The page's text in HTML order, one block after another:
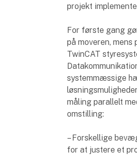
projekt
For første gang
på moveren,
TwinCAT
systemmæssige
måling parallelt
omstilling:
– Forskellige
for at justere et